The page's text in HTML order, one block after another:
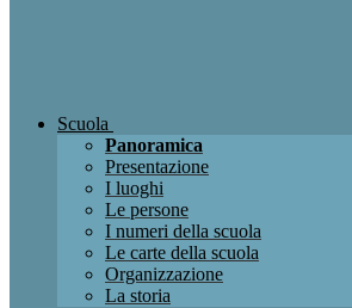
Scuola
Panoramica
Presentazione
I luoghi
Le persone
I numeri della scuola
Le carte della scuola
Organizzazione
La storia